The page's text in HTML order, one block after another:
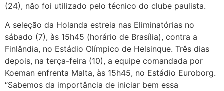
(24), não foi utilizado pelo técnico do clube paulista.
A seleção da Holanda estreia nas Eliminatórias no
sábado (7), às 15h45 (horário de Brasília), contra a
Finlândia, no Estádio Olímpico de Helsinque. Três dias
depois, na terça-feira (10), a equipe comandada por
Koeman enfrenta Malta, às 15h45, no Estádio Euroborg.
“Sabemos da importância de iniciar bem essa